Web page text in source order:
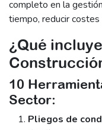
completo en la
tiempo, reducir costes
¿Qué
10
Sector:
Pliegos de